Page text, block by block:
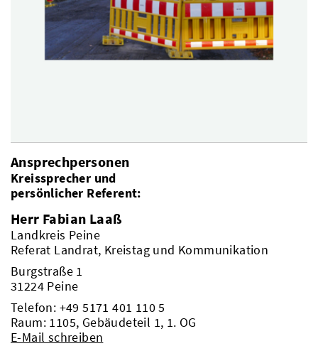
Ansprechpersonen
Kreissprecher und
persönlicher Referent:
Herr Fabian Laaß
Landkreis Peine
Referat Landrat, Kreistag und Kommunikation
Burgstraße 1
31224 Peine
Telefon: +49 5171 401 110 5
Raum: 1105, Gebäudeteil 1, 1. OG
E-Mail schreiben